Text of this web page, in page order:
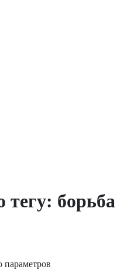
тегу: борьба
параметров